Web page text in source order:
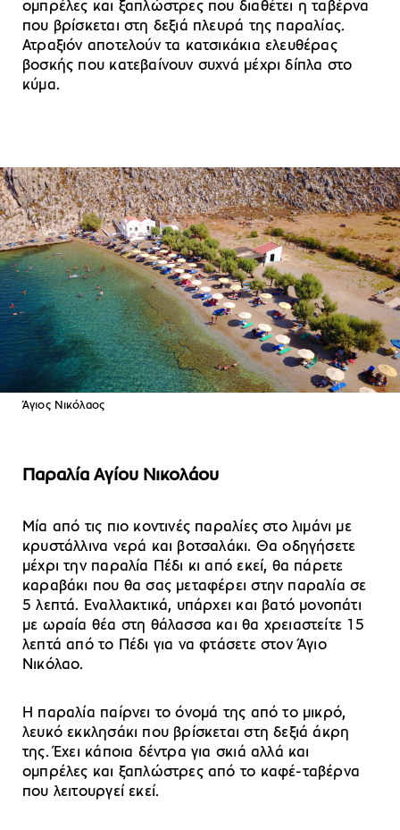
ομπρέλες και ξαπλώστρες που διαθέτει η ταβέρνα
που βρίσκεται στη δεξιά πλευρά της παραλίας.
Ατραξιόν αποτελούν τα κατσικάκια ελευθέρας
βοσκής που κατεβαίνουν συχνά μέχρι δίπλα στο
κύμα.
Άγιος Νικόλαος
Παραλία Αγίου Νικολάου
Μία από τις πιο κοντινές παραλίες στο λιμάνι με
κρυστάλλινα νερά και βοτσαλάκι. Θα οδηγήσετε
μέχρι την παραλία Πέδι κι από εκεί, θα πάρετε
καραβάκι που θα σας μεταφέρει στην παραλία σε
5 λεπτά. Εναλλακτικά, υπάρχει και βατό μονοπάτι
με ωραία θέα στη θάλασσα και θα χρειαστείτε 15
λεπτά από το Πέδι για να φτάσετε στον Άγιο
Νικόλαο.
Η παραλία παίρνει το όνομά της από το μικρό,
λευκό εκκλησάκι που βρίσκεται στη δεξιά άκρη
της. Έχει κάποια δέντρα για σκιά αλλά και
ομπρέλες και ξαπλώστρες από το καφέ-ταβέρνα
που λειτουργεί εκεί.